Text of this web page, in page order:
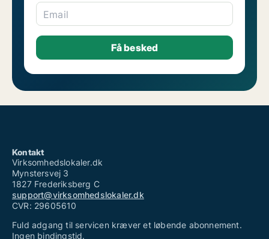
Email
Kontakt
Virksomhedslokaler.dk
Mynstersvej 3
1827 Frederiksberg C
support@virksomhedslokaler.dk
CVR: 29605610
Fuld adgang til servicen kræver et løbende abonnement.
Ingen bindingstid.